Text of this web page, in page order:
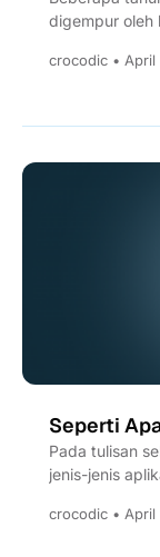
digempur oleh
crocodic • April
Seperti
Pada tulisan
jenis-jenis
crocodic • April